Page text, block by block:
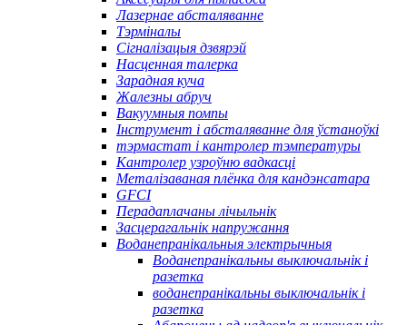
Лазернае абсталяванне
Тэрміналы
Сігналізацыя дзвярэй
Насценная талерка
Зарадная куча
Жалезны абруч
Вакуумныя помпы
Інструмент і абсталяванне для ўстаноўкі
тэрмастат і кантролер тэмпературы
Кантролер узроўню вадкасці
Металізаваная плёнка для кандэнсатара
GFCI
Перадаплачаны лічыльнік
Засцерагальнік напружання
Воданепранікальныя электрычныя
Воданепранікальны выключальнік і
разетка
воданепранікальны выключальнік і
разетка